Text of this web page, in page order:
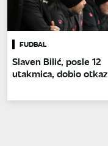
FUDBAL
Slaven Bilić, posle 12
utakmica, dobio otkaz